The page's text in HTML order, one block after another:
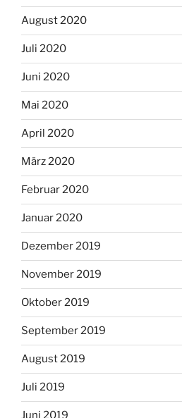
August 2020
Juli 2020
Juni 2020
Mai 2020
April 2020
März 2020
Februar 2020
Januar 2020
Dezember 2019
November 2019
Oktober 2019
September 2019
August 2019
Juli 2019
Juni 2019